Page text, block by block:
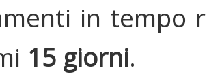
in tempo
15 giorni.